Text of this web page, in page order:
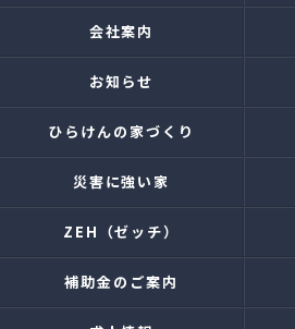
会社案内
お知らせ
ひらけんの家づくり
災害に強い家
ZEH（ゼッチ）
補助金のご案内